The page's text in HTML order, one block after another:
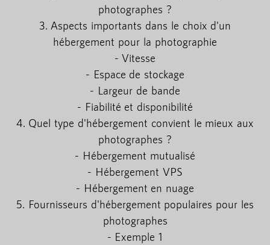
photographes ?
3. Aspects importants dans le choix d'un
hébergement pour la photographie
- Vitesse
- Espace de stockage
- Largeur de bande
- Fiabilité et disponibilité
4. Quel type d'hébergement convient le mieux aux
photographes ?
- Hébergement mutualisé
- Hébergement VPS
- Hébergement en nuage
5. Fournisseurs d'hébergement populaires pour les
photographes
- Exemple 1